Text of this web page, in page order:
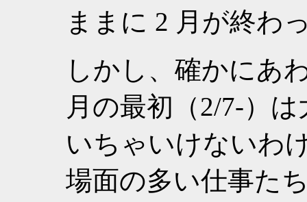
ままに 2 月が終わ
しかし、確かにあ
月の最初（2/7-）
いちゃいけないわ
場面の多い仕事た